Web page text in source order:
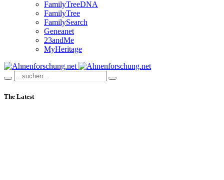
FamilyTreeDNA
FamilyTree
FamilySearch
Geneanet
23andMe
MyHeritage
The Latest